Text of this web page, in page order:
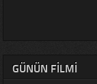
GÜNÜN FILMI